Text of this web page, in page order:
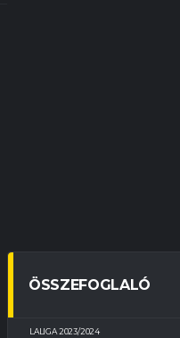
ÖSSZEFOGLALÓ
LALIGA 2023/2024